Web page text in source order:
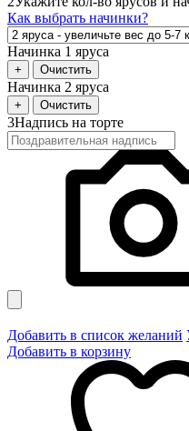
Как выбрать начинки?
Начинка 1 яруса
+ Очистить
Начинка 2 яруса
+ Очистить
3Надпись на торте
Добавить в список желаний
Добавить в корзину